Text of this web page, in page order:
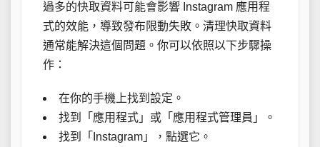
過多的快取資料可能會影響 Instagram 應用程
式的效能，導致發布限動失敗。清理快取資料
通常能解決這個問題。你可以依照以下步驟操
作：
在你的手機上找到設定。
找到「應用程式」或「應用程式管理員」。
找到「Instagram」，點選它。